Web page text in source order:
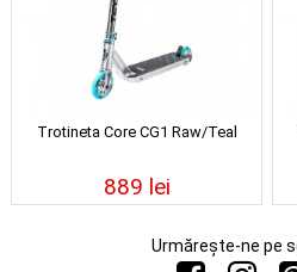
Trotineta Core CG1 Raw/Teal
889 lei
Urmărește-ne pe